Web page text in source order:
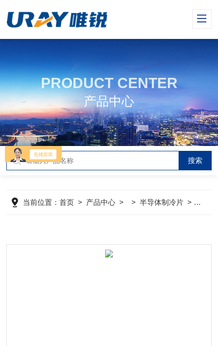
PRODUCT CENTER
产品中心
当前位置：首页 > 产品中心 > >半导体制冷片 > TEC